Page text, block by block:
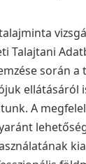
Talajtani
során a
ellátásáról
A